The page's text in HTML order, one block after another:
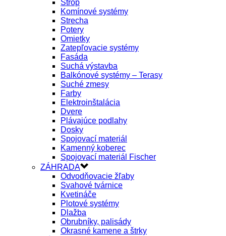
Strop
Komínové systémy
Strecha
Potery
Omietky
Zatepľovacie systémy
Fasáda
Suchá výstavba
Balkónové systémy – Terasy
Suché zmesy
Farby
Elektroinštalácia
Dvere
Plávajúce podlahy
Dosky
Spojovací materiál
Kamenný koberec
Spojovací materiál Fischer
ZÁHRADA
Odvodňovacie žľaby
Svahové tvárnice
Kvetináče
Plotové systémy
Dlažba
Obrubníky, palisády
Okrasné kamene a štrky